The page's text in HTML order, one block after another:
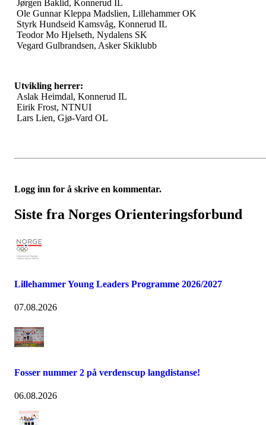
Jørgen Baklid, Konnerud IL
Ole Gunnar Kleppa Madslien, Lillehammer OK
Styrk Hundseid Kamsvåg, Konnerud IL
Teodor Mo Hjelseth, Nydalens SK
Vegard Gulbrandsen, Asker Skiklubb
Utvikling herrer:
Aslak Heimdal, Konnerud IL
Eirik Frost, NTNUI
Lars Lien, Gjø-Vard OL
Logg inn for å skrive en kommentar.
Siste fra Norges Orienteringsforbund
Lillehammer Young Leaders Programme 2026/2027
07.08.2026
Fosser nummer 2 på verdenscup langdistanse!
06.08.2026